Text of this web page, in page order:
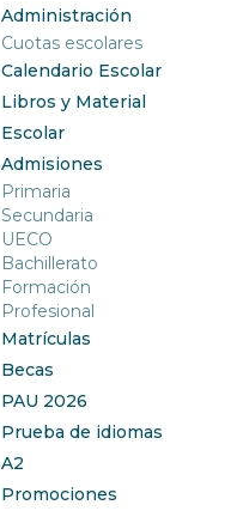
Administración
Cuotas escolares
Calendario Escolar
Libros y Material
Escolar
Admisiones
Primaria
Secundaria
UECO
Bachillerato
Formación
Profesional
Matrículas
Becas
PAU 2026
Prueba de idiomas
A2
Promociones